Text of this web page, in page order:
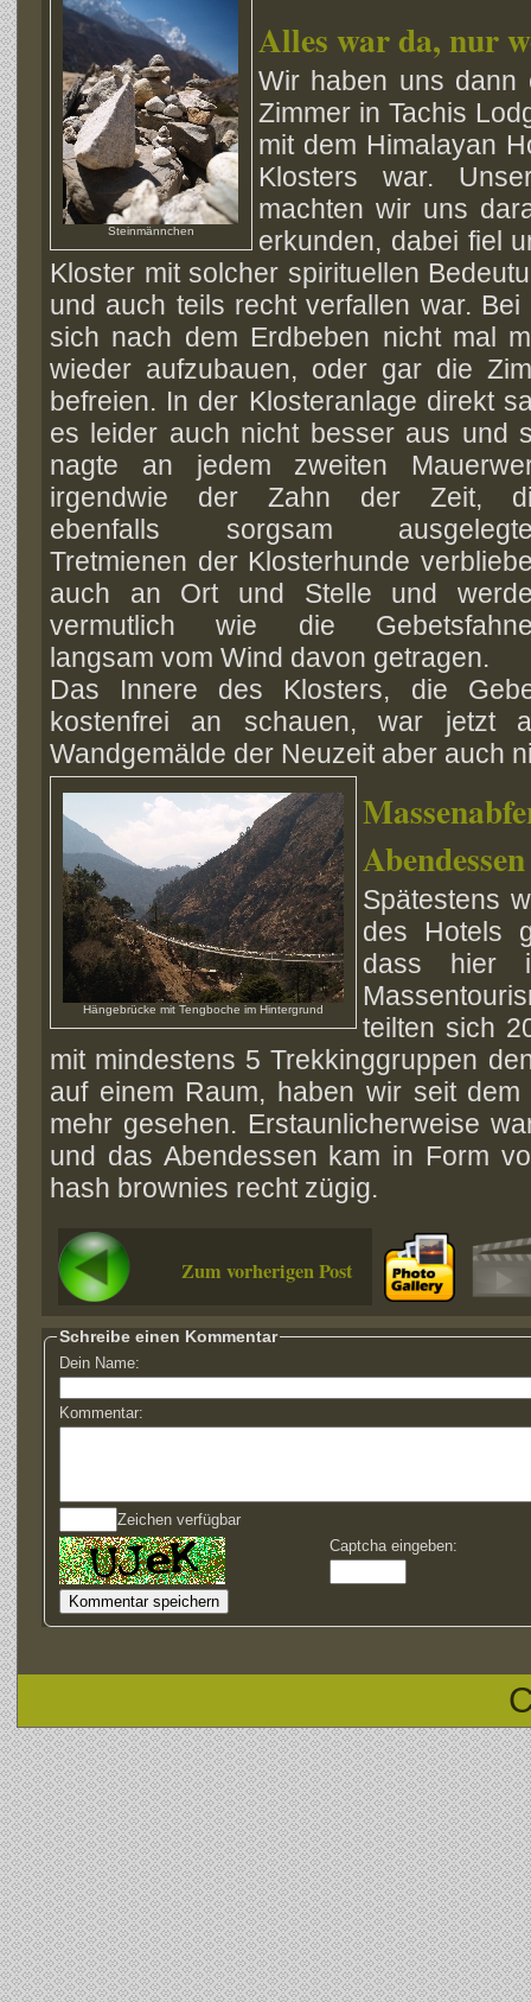
Steinmännchen
Alles war da, nur
Wir haben uns dann
Zimmer in Tachis
mit dem Himalayan
Klosters war.
machten wir uns
erkunden, dabei fiel
Kloster mit solcher spirituellen
und auch teils recht verfallen war.
sich nach dem Erdbeben nicht mal
wieder aufzubauen, oder gar die
befreien. In der Klosteranlage direkt
es leider auch nicht besser aus und
nagte an jedem zweiten
irgendwie der Zahn der Zeit,
ebenfalls sorgsam
Tretmienen der Klosterhunde
auch an Ort und Stelle und
vermutlich wie die
langsam vom Wind davon getragen.
Das Innere des Klosters, die
kostenfrei an schauen, war jetzt
Wandgemälde der Neuzeit aber auch
Hängebrücke mit Tengboche im Hintergrund
Abendessen
Spätestens
des Hotels
dass hier
teilten sich
mit mindestens 5 Trekkinggruppen
auf einem Raum, haben wir seit
mehr gesehen. Erstaunlicherweise
und das Abendessen kam in Form
hash brownies recht zügig.
Zum vorherigen Post
Schreibe einen Kommentar
Dein Name:
Kommentar:
Zeichen verfügbar
Captcha eingeben: